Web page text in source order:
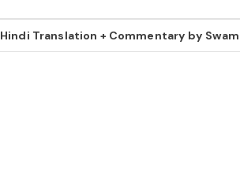
Hindi Translation + Commentary by